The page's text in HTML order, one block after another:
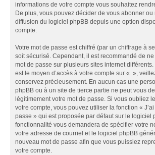
informations de votre compte vous souhaitez
De plus, vous pouvez décider de vous abonner ou
diffusion du logiciel phpBB depuis une option
compte.
Votre mot de passe est chiffré (par un chiffrage à
soit sécurisé. Cependant, il est recommandé de
mot de passe sur plusieurs sites internet différents.
est le moyen d’accès à votre compte sur « »,
conservez précieusement. En aucun cas une
phpBB ou à un site de tierce partie ne peut vous
légitimement votre mot de passe. Si vous oubliez
votre compte, vous pouvez utiliser la fonction «
passe » qui est proposée par défaut sur le logiciel
fonctionnalité vous demandera de spécifier votre
votre adresse de courriel et le logiciel phpBB
nouveau mot de passe afin que vous puissiez
votre compte.